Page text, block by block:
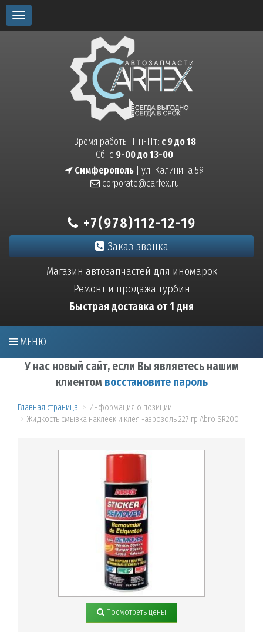
Toggle
navigation
Время работы: Пн-Пт: с 9 до 18
Сб: с 9-00 до 13-00
Симферополь | ул. Калинина 59
corporate@carfex.ru
+7(978)112-12-19
Заказ звонка
Магазин автозапчастей для иномарок
Ремонт и продажа турбин
Быстрая доставка от 1 дня
МЕНЮ
У нас новый сайт, если Вы являетесь нашим
клиентом восстановите пароль
Главная страница
Информация о позиции
Жидкость смывка наклеек и клея -аэрозоль 227 гр Abro SR200
Посмотреть цены